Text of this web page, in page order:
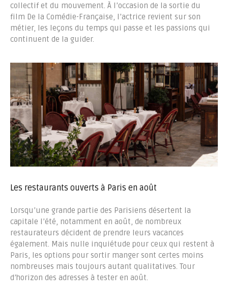
collectif et du mouvement. À l’occasion de la sortie du
film De la Comédie-Française, l’actrice revient sur son
métier, les leçons du temps qui passe et les passions qui
continuent de la guider.
Les restaurants ouverts à Paris en août
Lorsqu’une grande partie des Parisiens désertent la
capitale l’été, notamment en août, de nombreux
restaurateurs décident de prendre leurs vacances
également. Mais nulle inquiétude pour ceux qui restent à
Paris, les options pour sortir manger sont certes moins
nombreuses mais toujours autant qualitatives. Tour
d’horizon des adresses à tester en août.